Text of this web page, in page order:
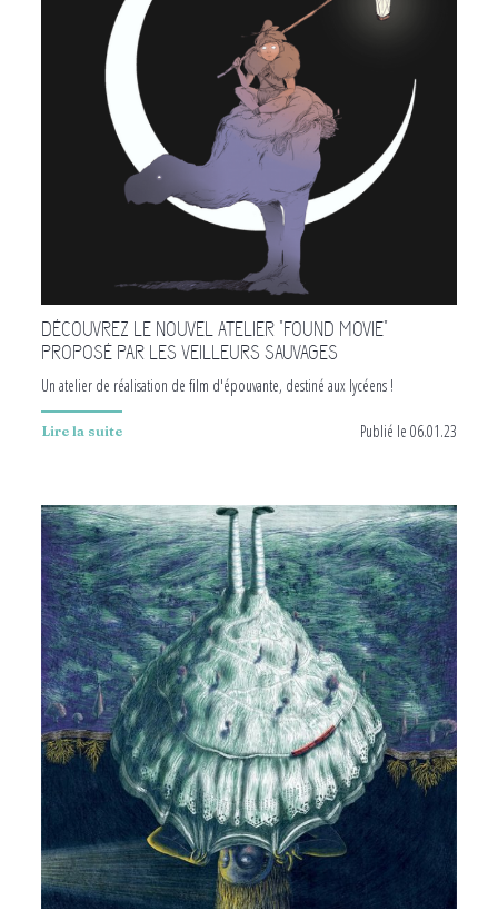
DÉCOUVREZ LE NOUVEL ATELIER "FOUND MOVIE"
PROPOSÉ PAR LES VEILLEURS SAUVAGES
Un atelier de réalisation de film d'épouvante, destiné aux lycéens !
Lire la suite Publié le 06.01.23